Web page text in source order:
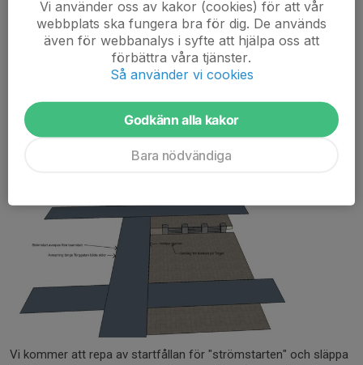
Startplats - man köar fram till "strömstarten" vid startbågen där också tiden
Separata insläpp i fållan till Start
Vi kommer att repa av startfållan för "strömstarten" och släppa
Vi använder oss av kakor (cookies) för att vår
webbplats ska fungera bra för dig. De används
även för webbanalys i syfte att hjälpa oss att
förbättra våra tjänster.
Så använder vi cookies
Godkänn alla kakor
Bara nödvändiga